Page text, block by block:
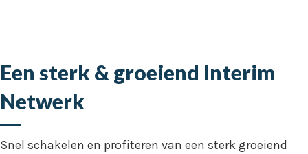
Een sterk & groeiend Interim
Netwerk
Snel schakelen en profiteren van een sterk groeiend